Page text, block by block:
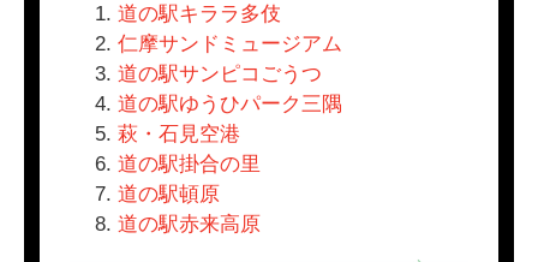
道の駅キララ多伎
仁摩サンドミュージアム
道の駅サンピコごうつ
道の駅ゆうひパーク三隅
萩・石見空港
道の駅掛合の里
道の駅頓原
道の駅赤来高原